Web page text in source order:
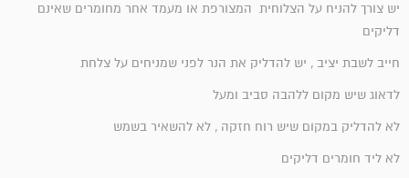
יש צורך להניח על הצלוחית המצורפת או מעמד אחר מחומרים שאינם
דליקים
חייב לשבת יציב , יש להדליק את הנר לפני שמניחים על צלחת
לדאוג שיש מקום ללהבה סביב ומעל
לא להדליק במקום שיש רוח חזקה , לא להשאיר בשמש
לא ליד חומרים דליקים